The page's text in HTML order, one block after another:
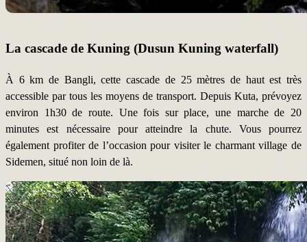
La cascade de Kuning (Dusun Kuning waterfall)
À 6 km de Bangli, cette cascade de 25 mètres de haut est très
accessible par tous les moyens de transport. Depuis Kuta, prévoyez
environ 1h30 de route. Une fois sur place, une marche de 20
minutes est nécessaire pour atteindre la chute. Vous pourrez
également profiter de l’occasion pour visiter le charmant village de
Sidemen, situé non loin de là.